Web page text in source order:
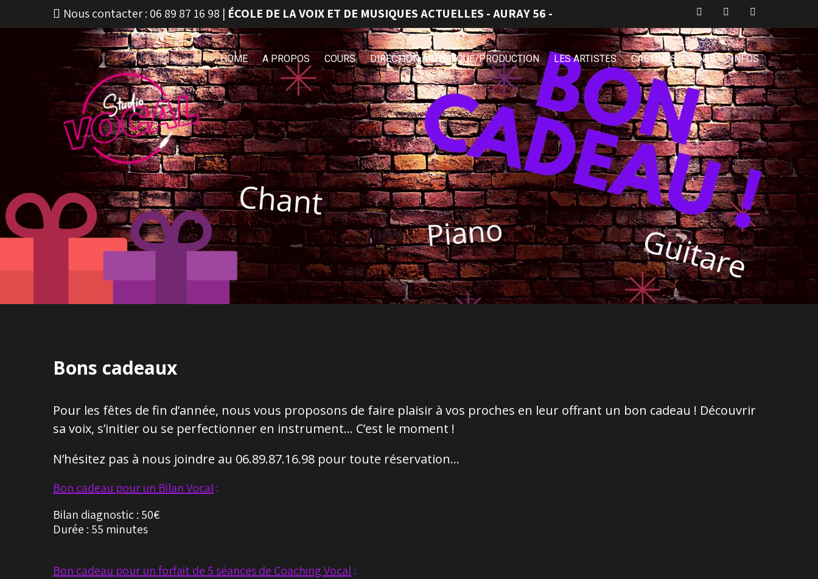
Nous contacter : 06 89 87 16 98 | ÉCOLE DE LA VOIX ET DE MUSIQUES ACTUELLES - AURAY 56 -
HOME A PROPOS COURS DIRECTION ARTISTIQUE/PRODUCTION LES ARTISTES CASTINGS/EVENTS INFOS
Bons cadeaux
Pour les fêtes de fin d’année, nous vous proposons de faire plaisir à vos proches en leur offrant un bon cadeau ! Découvrir
sa voix, s’initier ou se perfectionner en instrument… C’est le moment !
N’hésitez pas à nous joindre au 06.89.87.16.98 pour toute réservation…
Bon cadeau pour un Bilan Vocal:
Bilan diagnostic : 50€
Durée : 55 minutes
Bon cadeau pour un forfait de 5 séances de Coaching Vocal: